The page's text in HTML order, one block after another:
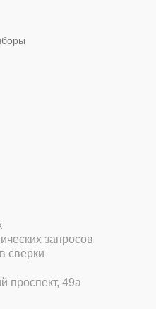
запросов
сверки
проспект, 49а